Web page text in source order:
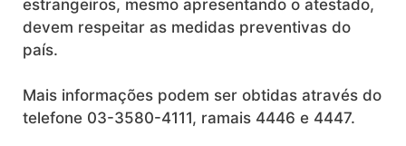
estrangeiros, mesmo apresentando o atestado,
devem respeitar as medidas preventivas do
país.
Mais informações podem ser obtidas através do
telefone 03-3580-4111, ramais 4446 e 4447.